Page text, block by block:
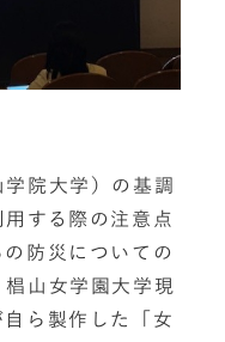
院大学）の基調
する際の注意点
防災についての
山女学園大学現
ら製作した「女